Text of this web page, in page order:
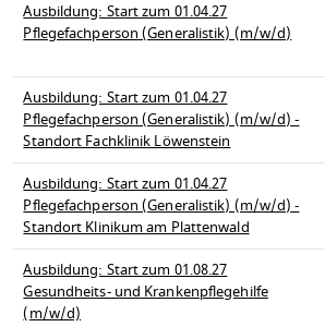
Ausbildung: Start zum 01.04.27
Pflegefachperson (Generalistik) (m/w/d)
Ausbildung: Start zum 01.04.27
Pflegefachperson (Generalistik) (m/w/d) -
Standort Fachklinik Löwenstein
Ausbildung: Start zum 01.04.27
Pflegefachperson (Generalistik) (m/w/d) -
Standort Klinikum am Plattenwald
Ausbildung: Start zum 01.08.27
Gesundheits- und Krankenpflegehilfe
(m/w/d)